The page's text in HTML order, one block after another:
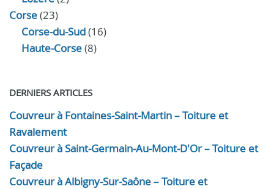
Corse(23)
Corse-du-Sud(16)
Haute-Corse(8)
DERNIERS ARTICLES
Couvreur à Fontaines-Saint-Martin – Toiture et
Ravalement
Couvreur à Saint-Germain-Au-Mont-D'Or – Toiture et
Façade
Couvreur à Albigny-Sur-Saône – Toiture et